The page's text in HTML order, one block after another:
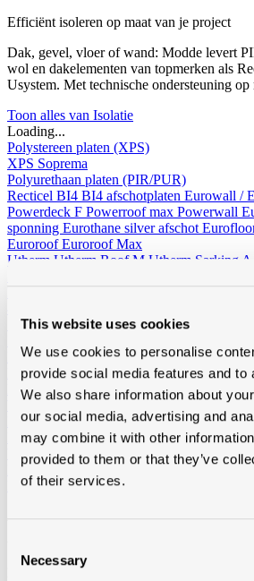
This website uses cookies
We use cookies to personalise
provide social media features and to
We also share information about
our social media, advertising and
may combine it with other
provided to them or that they’ve
of their services.
Selection
Necessary
Efficiënt isoleren op maat van je project
Dak, gevel, vloer of wand: Modde levert
wol en dakelementen van topmerken als
Usystem. Met technische ondersteuning op
Toon alles van Isolatie
Loading...
Polystereen platen (XPS)
XPS Soprema
Polyurethaan platen (PIR/PUR)
Recticel BI4 BI4 afschotplaten Eurowall /
Powerdeck F Powerroof max Powerwall
sponning Eurothane silver afschot
EuroroofEuroroof Max
Utherm Utherm Roof M Utherm Sarking A
160mm
Minerale wol (platen en rollen)
Hellend dakUrsa Knauf RockwoolIsover
Plat dakRockwool
Wand - Zoldervloer - spouw UrsaIsover
Houtvezelisolatie
Diversen
Vacuumisolatie
Recticel
Kingspan
Alle toebehoren
Van folies, lijmen en ventilatie tot
gereedschap, bij Modde vind je alle